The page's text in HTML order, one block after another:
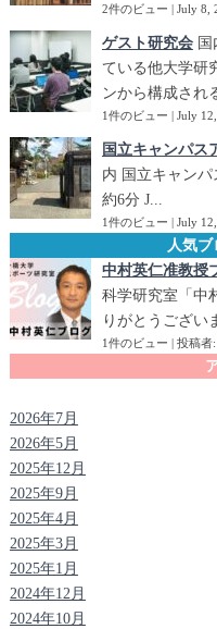
2件のビュー | July 8,
ゲスト研究会
ている他大学研
ンから構成され
1件のビュー | July
国立キャンパス
内 国立キャン
約6分 J...
1件のビュー | July
人気
中村英仁准教授
科学研究室「中
りがとうござい
1件のビュー | 投稿者:
2026年7月
2026年5月
2025年12月
2025年9月
2025年4月
2025年3月
2025年1月
2024年12月
2024年10月